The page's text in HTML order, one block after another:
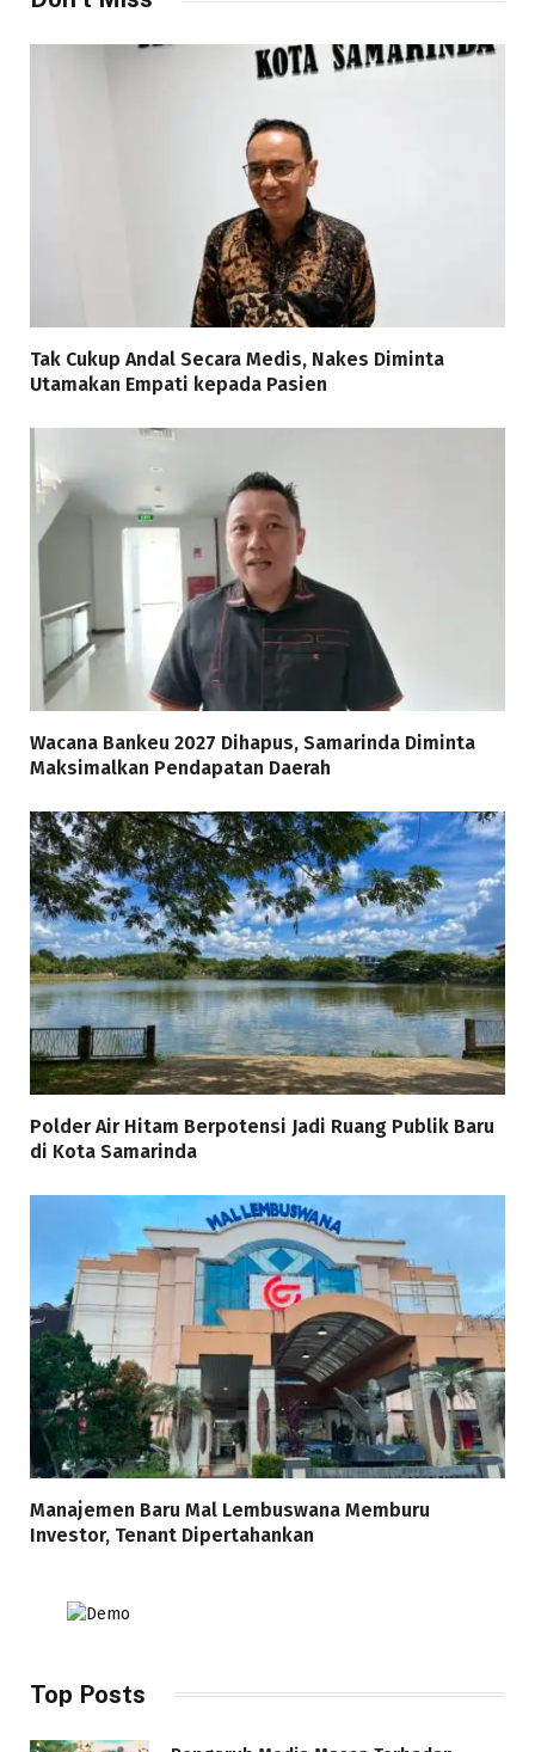
Tak Cukup Andal Secara Medis, Nakes Diminta
Utamakan Empati kepada Pasien
Wacana Bankeu 2027 Dihapus, Samarinda Diminta
Maksimalkan Pendapatan Daerah
Polder Air Hitam Berpotensi Jadi Ruang Publik Baru
di Kota Samarinda
Manajemen Baru Mal Lembuswana Memburu
Investor, Tenant Dipertahankan
Top Posts